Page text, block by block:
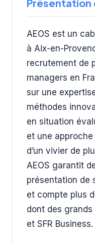
Présentation
AEOS est un
à Aix-en-
recrutement de
managers en
sur une
méthodes
en situation
et une
d’un vivier de
AEOS garantit
présentation de
et compte plus
dont des grands
et SFR Business.